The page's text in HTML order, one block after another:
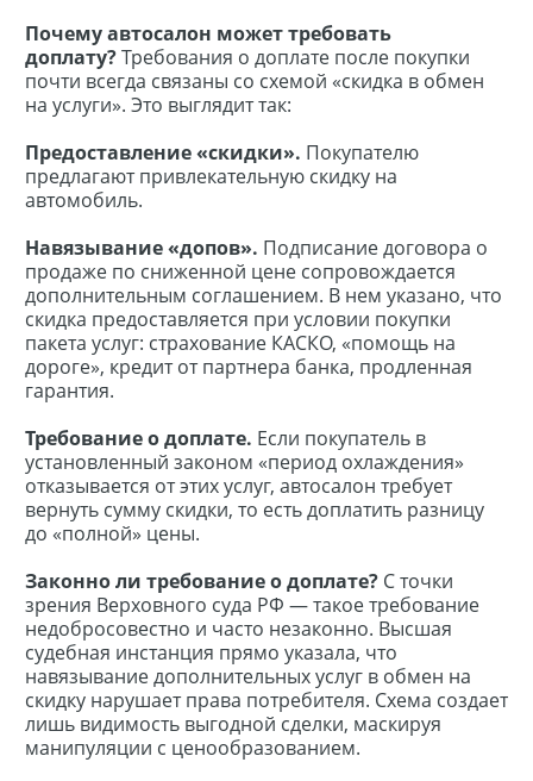
Почему автосалон может требовать
доплату?Требования о доплате после покупки
почти всегда связаны со схемой «скидка в обмен
на услуги». Это выглядит так:
Предоставление «скидки». Покупателю
предлагают привлекательную скидку на
автомобиль.
Навязывание «допов». Подписание договора о
продаже по сниженной цене сопровождается
дополнительным соглашением. В нем указано, что
скидка предоставляется при условии покупки
пакета услуг: страхование КАСКО, «помощь на
дороге», кредит от партнера банка, продленная
гарантия.
Требование о доплате. Если покупатель в
установленный законом «период охлаждения»
отказывается от этих услуг, автосалон требует
вернуть сумму скидки, то есть доплатить разницу
до «полной» цены.
Законно ли требование о доплате? С точки
зрения Верховного суда РФ — такое требование
недобросовестно и часто незаконно. Высшая
судебная инстанция прямо указала, что
навязывание дополнительных услуг в обмен на
скидку нарушает права потребителя. Схема создает
лишь видимость выгодной сделки, маскируя
манипуляции с ценообразованием.